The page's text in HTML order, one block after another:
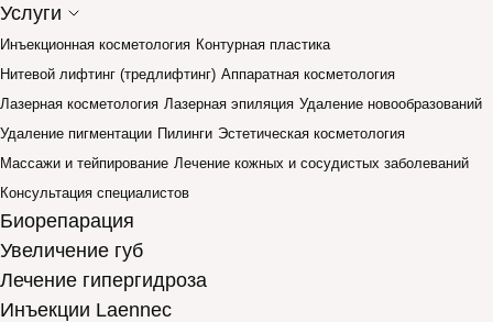
Услуги
Инъекционная косметология Контурная пластика
Нитевой лифтинг (тредлифтинг) Аппаратная косметология
Лазерная косметология Лазерная эпиляция Удаление новообразований
Удаление пигментации Пилинги Эстетическая косметология
Массажи и тейпирование Лечение кожных и сосудистых заболеваний
Консультация специалистов
Биорепарация
Увеличение губ
Лечение гипергидроза
Инъекции Laennec